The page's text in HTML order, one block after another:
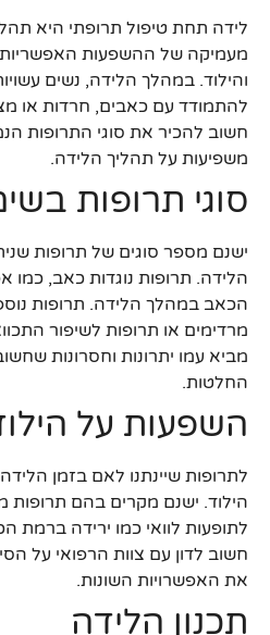
לידה תחת טיפול תרופתי היא
מעמיקה של ההשפעות
והילוד. במהלך הלידה, נשים
להתמודד עם כאבים, חרדות או
חשוב להכיר את סוגי התרופות
משפיעות על תהליך הלידה.
סוגי תרופות
ישנם מספר סוגים של תרופות
הלידה. תרופות נוגדות כאב,
הכאב במהלך הלידה. תרופות
מרדימים או תרופות לשיפור
מביא עמו יתרונות וחסרונות
החלטות.
השפעות על
לתרופות שיינתנו לאם בזמן
הילוד. ישנם מקרים בהם תרופות
לתופעות לוואי כמו ירידה ברמת
חשוב לדון עם צוות הרפואי על
את האפשרויות השונות.
תכנון הלידה